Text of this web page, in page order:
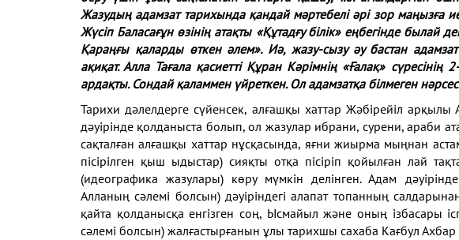
Жазудың адамзат тарихында қандай мәртебелі әрі зор маңызға
Жүсіп Баласағұн өзінің атақты «Құтадғу білік» еңбегінде былай
Қараңғы қаларды өткен әлем». Иә, жазу-сызу әу бастан
ақиқат. Алла Тағала қасиетті Құран Кәрімнің «Ғалақ»
ардақты. Сондай қаламмен үйреткен. Ол адамзатқа білмеген
Тарихи дәлелдерге сүйенсек, алғашқы хаттар Жәбірейіл
дәуірінде қолданыста болып, ол жазулар ибрани, сурени, араби
сақталған алғашқы хаттар нұсқасында, яғни жиырма мыңнан
пісірілген қыш ыдыстар) сияқты отқа пісіріп қойылған лай
(идеографика жазулары) көру мүмкін делінген. Адам
Алланың сәлемі болсын) дәуіріндегі алапат топанның
қайта қолданысқа енгізген соң, Ысмайыл және оның ізбасары
сәлемі болсын) жалғастырғанын ұлы тарихшы сахаба Кағбул